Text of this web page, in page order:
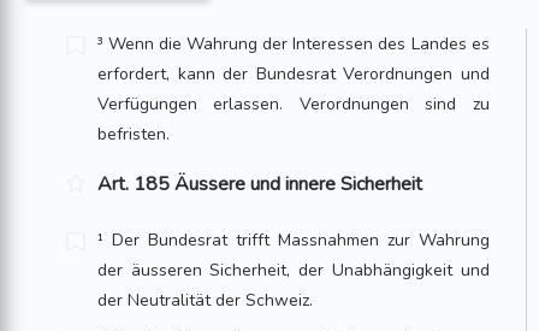
³ Wenn die Wahrung der Interessen des Landes es
erfordert, kann der Bundesrat Verordnungen und
Verfügungen erlassen. Verordnungen sind zu
befristen.
Art. 185 Äussere und innere Sicherheit
¹ Der Bundesrat trifft Massnahmen zur Wahrung
der äusseren Sicherheit, der Unab­hängigkeit und
der Neutralität der Schweiz.